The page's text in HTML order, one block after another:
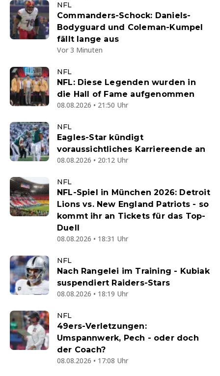
NFL
Commanders-Schock: Daniels-
Bodyguard und Coleman-Kumpel
fällt lange aus
Vor 3 Minuten
NFL
NFL: Diese Legenden wurden in
die Hall of Fame aufgenommen
08.08.2026 • 21:50 Uhr
NFL
Eagles-Star kündigt
voraussichtliches Karriereende an
08.08.2026 • 20:12 Uhr
NFL
NFL-Spiel in München 2026: Detroit
Lions vs. New England Patriots - so
kommt ihr an Tickets für das Top-
Duell
08.08.2026 • 18:31 Uhr
NFL
Nach Rangelei im Training - Kubiak
suspendiert Raiders-Stars
08.08.2026 • 18:19 Uhr
NFL
49ers-Verletzungen:
Umspannwerk, Pech - oder doch
der Coach?
08.08.2026 • 17:08 Uhr